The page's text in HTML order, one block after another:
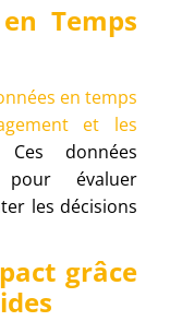
Temps
en temps
et les
données
pour évaluer
les décisions
grâce